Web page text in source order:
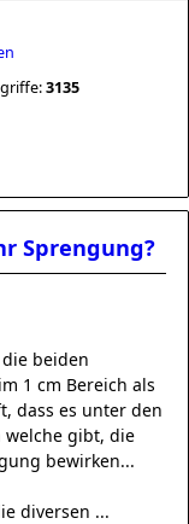
3135
Sprengung?
beiden
1 cm Bereich als
dass es unter den
welche gibt, die
bewirken...
diversen ...